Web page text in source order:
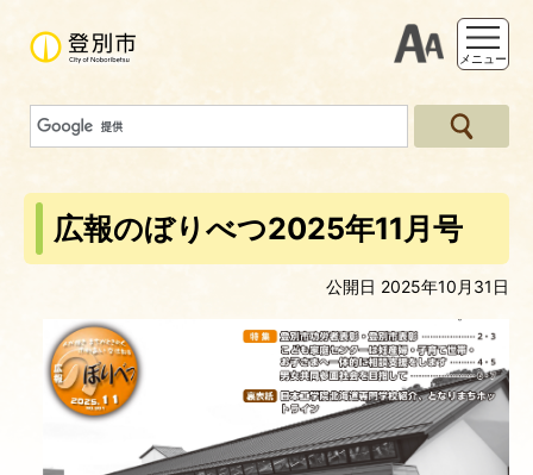
支援ツー
メニュー
広報のぼりべつ2025年11月号
公開日 2025年10月31日